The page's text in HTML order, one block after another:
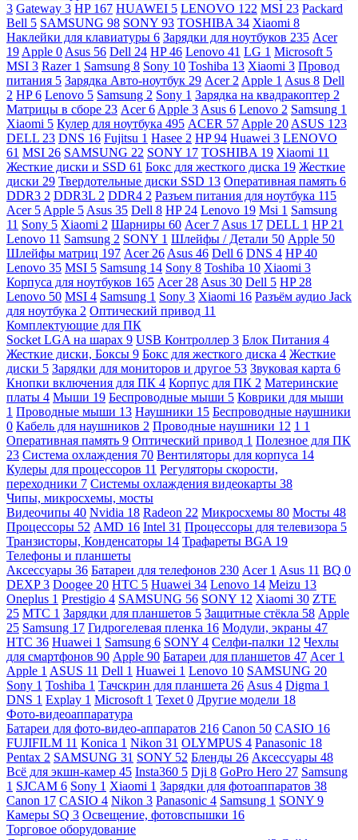
3 Gateway 3 HP 167 HUAWEI 5 LENOVO 122 MSI 23 Packard
Bell 5 SAMSUNG 98 SONY 93 TOSHIBA 34 Xiaomi 8
Наклейки для клавиатуры 6 Зарядки для ноутбуков 235 Acer
19 Apple 0 Asus 56 Dell 24 HP46 Lenovo 41 LG 1 Microsoft 5
MSI 3 Razer 1 Samsung 8 Sony 10 Toshiba 13 Xiaomi 3 Провод
питания 5 Зарядка Авто-ноутбук 29 Acer 2 Apple 1 Asus 8 Dell
2 HP6 Lenovo 5 Samsung 2 Sony 1 Зарядка на квадракоптер 2
Матрицы в сборе 23 Acer6 Apple 3 Asus 6 Lenovo 2 Samsung 1
Xiaomi 5 Кулер для ноутбука 495 ACER 57 Apple 20 ASUS 123
DELL 23 DNS 16 Fujitsu 1 Hasee 2 HP94 Huawei 3 LENOVO
61 MSI 26 SAMSUNG 22 SONY 17 TOSHIBA 19 Xiaomi 11
Жесткие диски и SSD 61 Бокс для жесткого диска 19 Жесткие
диски 29 Твердотельные диски SSD 13 Оперативная память 6
DDR3 2 DDR3L 2 DDR4 2 Разъем питания для ноутбука 115
Acer 5 Apple 5 Asus 35 Dell 8 HP 24 Lenovo 19 Msi 1 Samsung
11 Sony 5 Xiaomi 2 Шарниры 60 Acer 7 Asus 17 DELL 1 HP 21
Lenovo 11 Samsung 2 SONY 1 Шлейфы / Детали 50 Apple 50
Шлейфы матриц 197 Acer 26 Asus 46 Dell 6 DNS 4 HP40
Lenovo 35 MSI 5 Samsung 14 Sony 8 Toshiba 10 Xiaomi 3
Корпуса для ноутбуков 165 Acer 28 Asus 30 Dell 5 HP 28
Lenovo 50 MSI 4 Samsung 1 Sony 3 Xiaomi 16 Разъём аудио Jack
для ноутбука 2 Оптический привод 11
Комплектующие для ПК
Socket LGA на шарах 9 USB Контроллер 3 Блок Питания 4
Жесткие диски, Боксы 9 Бокс для жесткого диска 4 Жесткие
диски 5 Зарядки для мониторов и другое 53 Звуковая карта 6
Кнопки включения для ПК 4 Корпус для ПК 2 Материнские
платы 4 Мыши 19 Беспроводные мыши 5 Коврики для мыши
1 Проводные мыши 13 Наушники 15 Беспроводные наушники
0 Кабель для наушников 2 Проводные наушники 12 1 1
Оперативная память 9 Оптический привод 1 Полезное для ПК
23 Система охлаждения 70 Вентиляторы для корпуса 14
Кулеры для процессоров 11 Регуляторы скорости,
переходники 7 Системы охлаждения видеокарты 38
Чипы, микросхемы, мосты
Видеочипы 40 Nvidia 18 Radeon 22 Микросхемы 80 Мосты 48
Процессоры 52 AMD 16 Intel 31 Процессоры для телевизора 5
Транзисторы, Конденсаторы 14 Трафареты BGA 19
Телефоны и планшеты
Аксессуары 36 Батареи для телефонов 230 Acer 1 Asus 11 BQ 0
DEXP3 Doogee 20 HTC 5 Huawei 34 Lenovo 14 Meizu 13
Oneplus 1 Prestigio 4 SAMSUNG 56 SONY 12 Xiaomi 30 ZTE
25 МТС 1 Зарядки для планшетов 5 Защитные стёкла 58 Apple
25 Samsung 17 Гидрогелевая пленка 16 Модули, экраны 47
HTC 36 Huawei 1 Samsung 6 SONY 4 Селфи-палки 12 Чехлы
для смартфонов 90 Apple 90 Батареи для планшетов 47 Acer 1
Apple 1 ASUS 11 Dell 1 Huawei 1 Lenovo 10 SAMSUNG 20
Sony 1 Toshiba 1 Тачскрин для планшета 26 Asus 4 Digma 1
DNS 1 Explay 1 Microsoft 1 Texet 0 Другие модели 18
Фото-видеоаппаратура
Батареи для фото-видео-аппаратов 216 Canon 50 CASIO 16
FUJIFILM 11 Konica 1 Nikon 31 OLYMPUS 4 Panasonic 18
Pentax 2 SAMSUNG 31 SONY 52 Бленды 26 Аксессуары 48
Всё для экшн-камер 45 Insta360 5 Dji 8 GoPro Hero 27 Samsung
1 SJCAM 6 Sony 1 Xiaomi 1 Зарядки для фотоаппаратов 38
Canon 17 CASIO 4 Nikon 3 Panasonic 4 Samsung 1 SONY 9
Камеры SQ 3 Освещение, фотовспышки 16
Торговое оборудование